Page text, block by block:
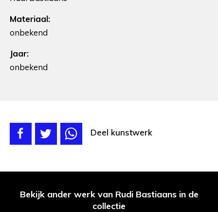
Materiaal:
onbekend
Jaar:
onbekend
Deel kunstwerk
Bekijk ander werk van Rudi Bastiaans in de
collectie